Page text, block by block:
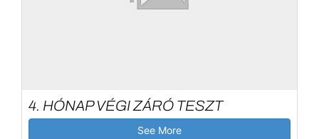
4. HÓNAP VÉGI ZÁRÓ TESZT
See More